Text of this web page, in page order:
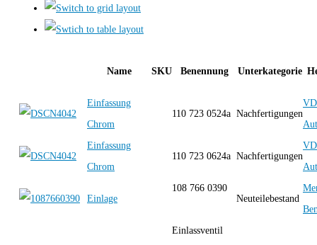
Name SKU Benennung Unterkategorie
Einfassung
Chrom
110 723 0524a Nachfertigungen
Einfassung
Chrom
110 723 0624a Nachfertigungen
Einlage
108 766 0390
Neuteilebestand
Einlassventil